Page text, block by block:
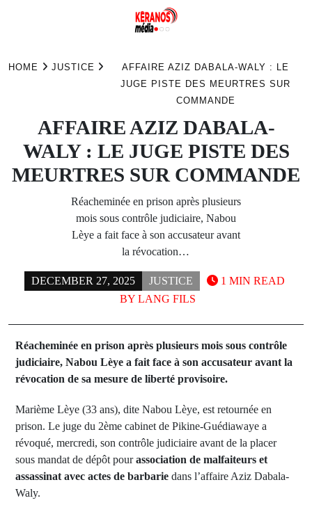
HOME JUSTICE
AFFAIRE AZIZ DABALA-WALY : LE
JUGE PISTE DES MEURTRES SUR
COMMANDE
AFFAIRE AZIZ DABALA-
WALY : LE JUGE PISTE DES
MEURTRES SUR COMMANDE
Réacheminée en prison après plusieurs
mois sous contrôle judiciaire, Nabou
Lèye a fait face à son accusateur avant
la révocation…
DECEMBER 27, 2025
JUSTICE
BY LANG FILS
1 MIN READ
Réacheminée en prison après plusieurs mois sous contrôle
judiciaire, Nabou Lèye a fait face à son accusateur avant la
révocation de sa mesure de liberté provisoire.
Marième Lèye (33 ans), dite Nabou Lèye, est retournée en
prison. Le juge du 2ème cabinet de Pikine‐Guédiawaye a
révoqué, mercredi, son contrôle judiciaire avant de la placer
sous mandat de dépôt pourassociation de malfaiteurs et
assassinat avec actes de barbarie dans l’affaire Aziz Dabala‐
Waly.